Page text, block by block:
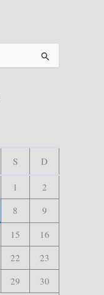
S D
1
2
8
9
15
16
22
23
29
30